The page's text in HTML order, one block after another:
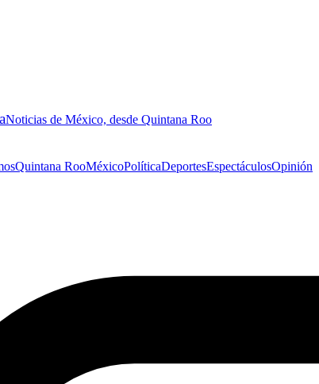
Noticias de México, desde Quintana Roo
Quintana RooMéxicoPolíticaDeportesEspectáculosOpinión